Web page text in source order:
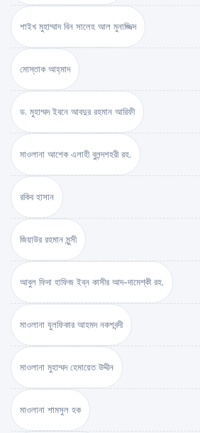
শাইখ মুহাম্মাদ বিন সালেহ আল মুনাজ্জিদ
মোস্তাক আহ্‌মাদ
ড. মুহাম্মদ ইবনে আবদুর রহমান আরিফী
মাওলানা আশেক এলাহী বুলন্দশহরী রহ.
রকিব হাসান
জিয়াউর রহমান মুন্সী
আবুল ফিদা হাফিজ ইব্‌ন কাসীর আদ-দামেশ্‌কী রহ.
মাওলানা যুলফিকার আহমদ নকশবন্দী
মাওলানা মুহাম্মদ হেমায়েত উদ্দীন
মাওলানা শামসুল হক